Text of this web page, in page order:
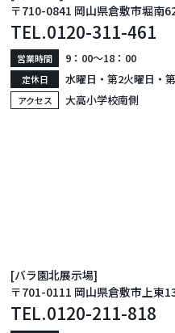
〒710-0841 岡山県倉敷市堀南
TEL.0120-311-461
営業時間 9：00〜18：00
定休日 水曜日・第2火曜日・
アクセス 大高小学校南側
[バラ園北展示場]
〒701-0111 岡山県倉敷市上東
TEL.0120-211-818